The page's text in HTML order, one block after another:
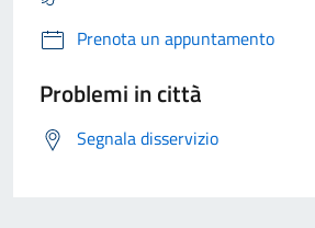
Prenota un appuntamento
Problemi in città
Segnala disservizio